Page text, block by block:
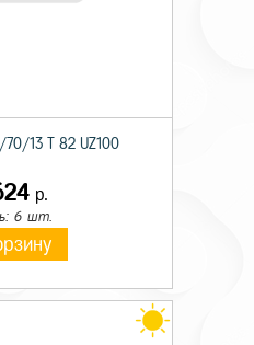
70/13 T 82 UZ100
р.
6 шт.